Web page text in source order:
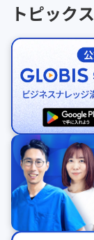
トピックス